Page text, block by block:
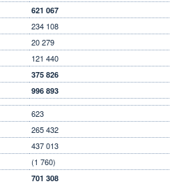
621 067
234 108
20 279
121 440
375 826
996 893
623
265 432
437 013
(1 760)
701 308